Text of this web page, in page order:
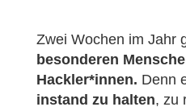
Zwei Wochen im Jahr
besonderen
Hackler*innen. Denn
instand zu halten, zu